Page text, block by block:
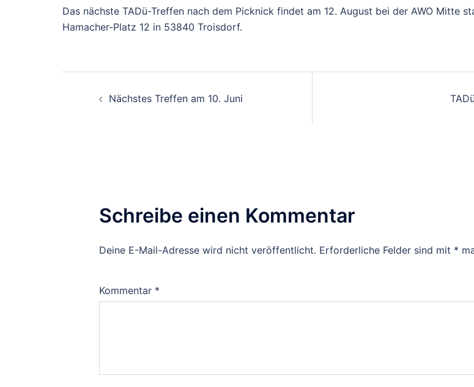
Das nächste TADü-Treffen nach dem Picknick findet am 12. August bei der AWO Mitte
Hamacher-Platz 12 in 53840 Troisdorf.
Nächstes Treffen am 10. Juni
Schreibe einen Kommentar
Deine E-Mail-Adresse wird nicht veröffentlicht. Erforderliche Felder sind mit *
Kommentar *